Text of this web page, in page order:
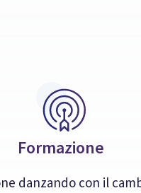
Formazione
danzando con il